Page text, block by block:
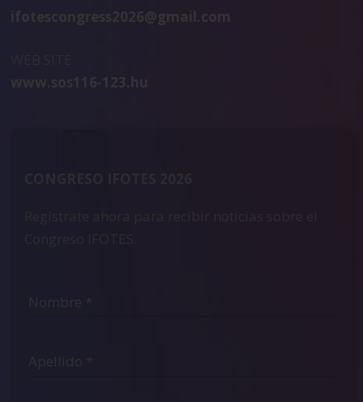
ifotescongress2026@gmail.com
www.sos116-123.hu